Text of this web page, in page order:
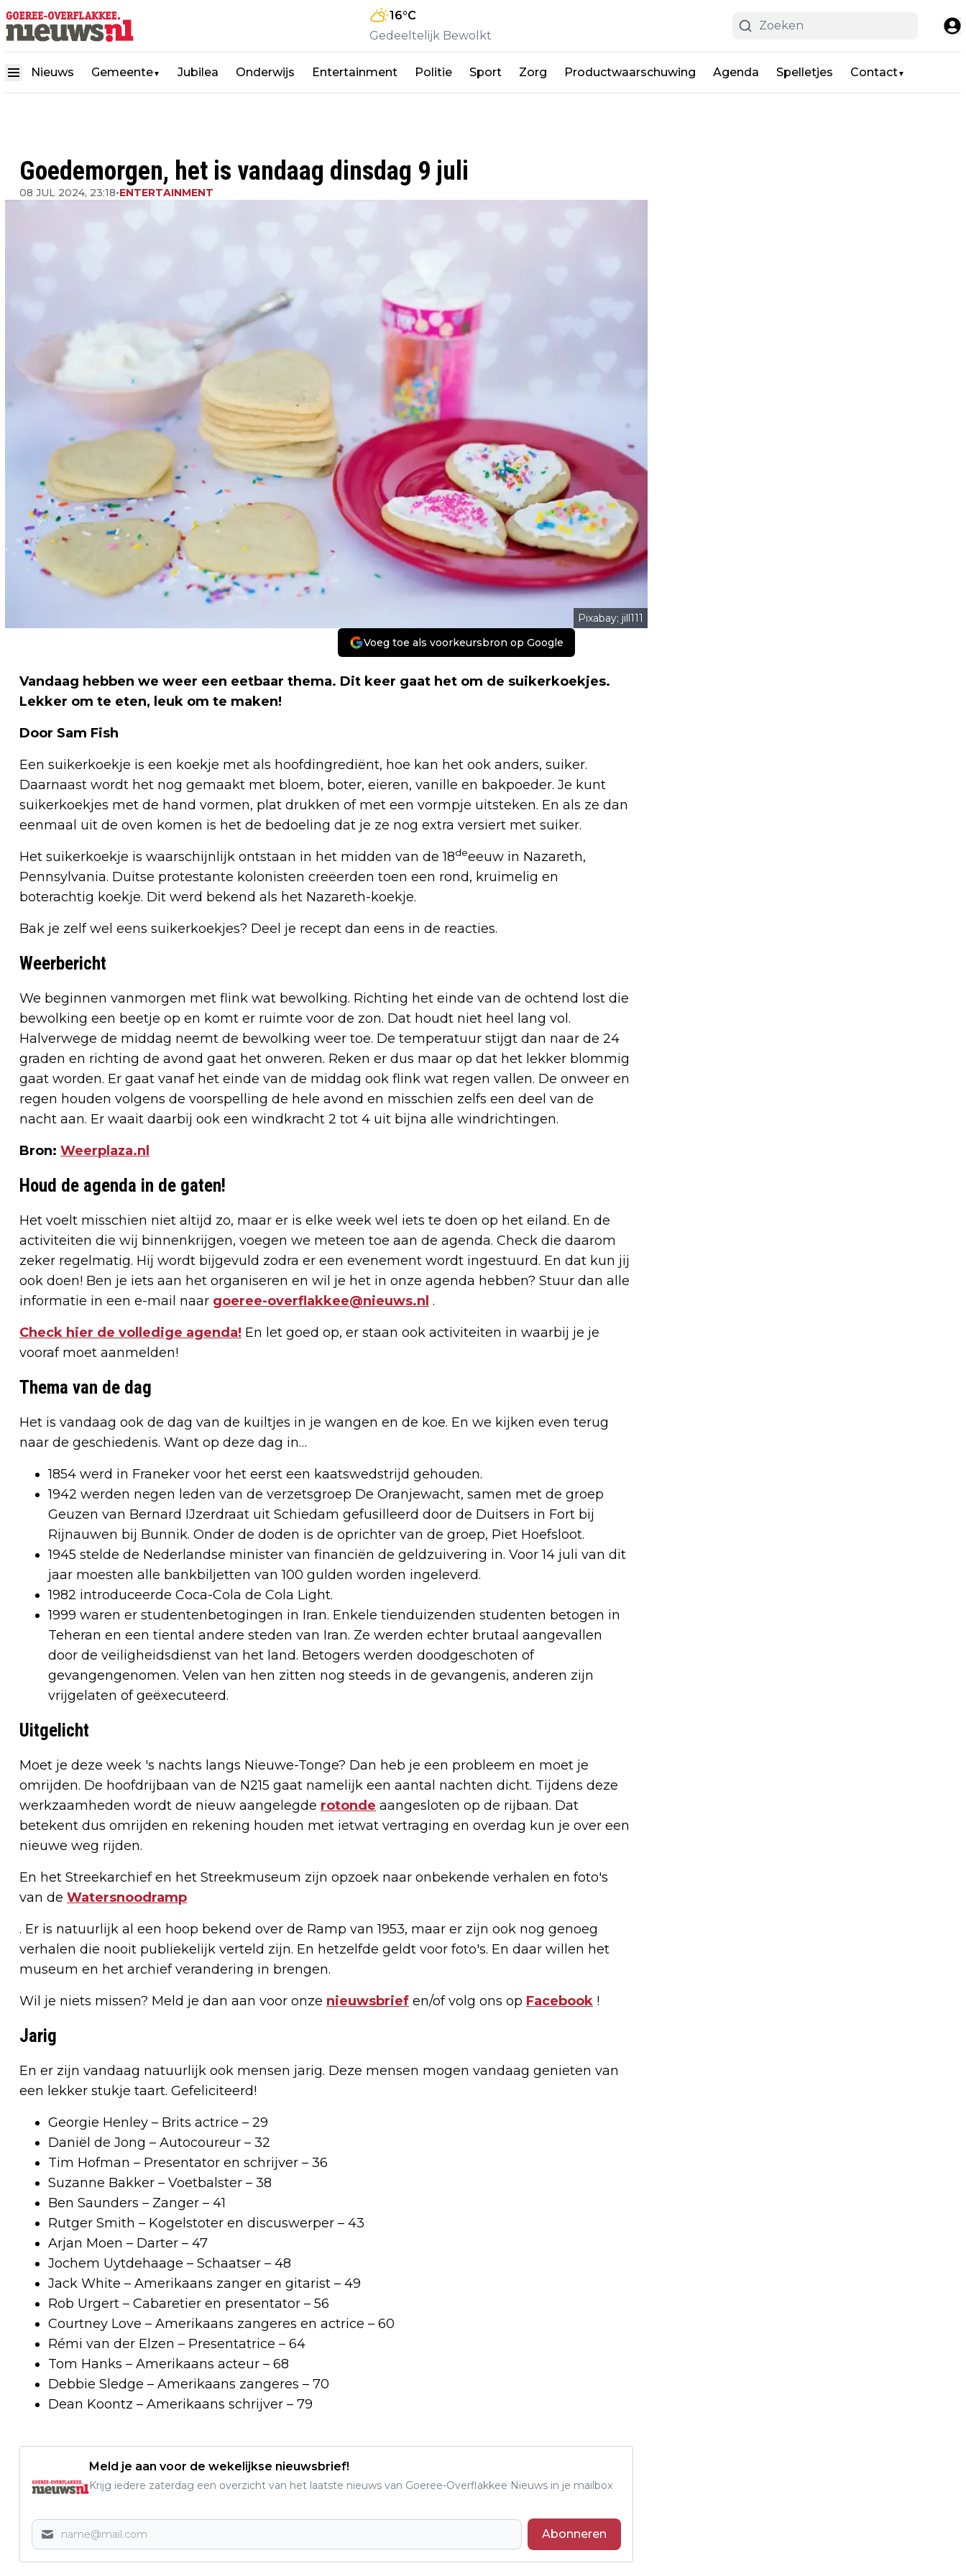
16°C
Gedeeltelijk Bewolkt
Nieuws Gemeente▼ Jubilea Onderwijs Entertainment Politie Sport Zorg Productwaarschuwing Agenda Spelletjes Contact▼
Goedemorgen, het is vandaag dinsdag 9 juli
08 JUL 2024, 23:18•ENTERTAINMENT
Pixabay; jill111
Voeg toe als voorkeursbron op Google
Vandaag hebben we weer een eetbaar thema. Dit keer gaat het om de suikerkoekjes.
Lekker om te eten, leuk om te maken!
Door Sam Fish
Een suikerkoekje is een koekje met als hoofdingrediënt, hoe kan het ook anders, suiker.
Daarnaast wordt het nog gemaakt met bloem, boter, eieren, vanille en bakpoeder. Je kunt
suikerkoekjes met de hand vormen, plat drukken of met een vormpje uitsteken. En als ze dan
eenmaal uit de oven komen is het de bedoeling dat je ze nog extra versiert met suiker.
Het suikerkoekje is waarschijnlijk ontstaan in het midden van de 18deeeuw in Nazareth,
Pennsylvania. Duitse protestante kolonisten creëerden toen een rond, kruimelig en
boterachtig koekje. Dit werd bekend als het Nazareth-koekje.
Bak je zelf wel eens suikerkoekjes? Deel je recept dan eens in de reacties.
Weerbericht
We beginnen vanmorgen met flink wat bewolking. Richting het einde van de ochtend lost die
bewolking een beetje op en komt er ruimte voor de zon. Dat houdt niet heel lang vol.
Halverwege de middag neemt de bewolking weer toe. De temperatuur stijgt dan naar de 24
graden en richting de avond gaat het onweren. Reken er dus maar op dat het lekker blommig
gaat worden. Er gaat vanaf het einde van de middag ook flink wat regen vallen. De onweer en
regen houden volgens de voorspelling de hele avond en misschien zelfs een deel van de
nacht aan. Er waait daarbij ook een windkracht 2 tot 4 uit bijna alle windrichtingen.
Bron: Weerplaza.nl
Houd de agenda in de gaten!
Het voelt misschien niet altijd zo, maar er is elke week wel iets te doen op het eiland. En de
activiteiten die wij binnenkrijgen, voegen we meteen toe aan de agenda. Check die daarom
zeker regelmatig. Hij wordt bijgevuld zodra er een evenement wordt ingestuurd. En dat kun jij
ook doen! Ben je iets aan het organiseren en wil je het in onze agenda hebben? Stuur dan alle
informatie in een e-mail naar goeree-overflakkee@nieuws.nl .
Check hier de volledige agenda! En let goed op, er staan ook activiteiten in waarbij je je
vooraf moet aanmelden!
Thema van de dag
Het is vandaag ook de dag van de kuiltjes in je wangen en de koe. En we kijken even terug
naar de geschiedenis. Want op deze dag in…
1854 werd in Franeker voor het eerst een kaatswedstrijd gehouden.
1942 werden negen leden van de verzetsgroep De Oranjewacht, samen met de groep
Geuzen van Bernard IJzerdraat uit Schiedam gefusilleerd door de Duitsers in Fort bij
Rijnauwen bij Bunnik. Onder de doden is de oprichter van de groep, Piet Hoefsloot.
1945 stelde de Nederlandse minister van financiën de geldzuivering in. Voor 14 juli van dit
jaar moesten alle bankbiljetten van 100 gulden worden ingeleverd.
1982 introduceerde Coca-Cola de Cola Light.
1999 waren er studentenbetogingen in Iran. Enkele tienduizenden studenten betogen in
Teheran en een tiental andere steden van Iran. Ze werden echter brutaal aangevallen
door de veiligheidsdienst van het land. Betogers werden doodgeschoten of
gevangengenomen. Velen van hen zitten nog steeds in de gevangenis, anderen zijn
vrijgelaten of geëxecuteerd.
Uitgelicht
Moet je deze week 's nachts langs Nieuwe-Tonge? Dan heb je een probleem en moet je
omrijden. De hoofdrijbaan van de N215 gaat namelijk een aantal nachten dicht. Tijdens deze
werkzaamheden wordt de nieuw aangelegde rotonde aangesloten op de rijbaan. Dat
betekent dus omrijden en rekening houden met ietwat vertraging en overdag kun je over een
nieuwe weg rijden.
En het Streekarchief en het Streekmuseum zijn opzoek naar onbekende verhalen en foto's
van de Watersnoodramp
. Er is natuurlijk al een hoop bekend over de Ramp van 1953, maar er zijn ook nog genoeg
verhalen die nooit publiekelijk verteld zijn. En hetzelfde geldt voor foto's. En daar willen het
museum en het archief verandering in brengen.
Wil je niets missen? Meld je dan aan voor onze nieuwsbrief en/of volg ons op Facebook !
Jarig
En er zijn vandaag natuurlijk ook mensen jarig. Deze mensen mogen vandaag genieten van
een lekker stukje taart. Gefeliciteerd!
Georgie Henley – Brits actrice – 29
Daniël de Jong – Autocoureur – 32
Tim Hofman – Presentator en schrijver – 36
Suzanne Bakker – Voetbalster – 38
Ben Saunders – Zanger – 41
Rutger Smith – Kogelstoter en discuswerper – 43
Arjan Moen – Darter – 47
Jochem Uytdehaage – Schaatser – 48
Jack White – Amerikaans zanger en gitarist – 49
Rob Urgert – Cabaretier en presentator – 56
Courtney Love – Amerikaans zangeres en actrice – 60
Rémi van der Elzen – Presentatrice – 64
Tom Hanks – Amerikaans acteur – 68
Debbie Sledge – Amerikaans zangeres – 70
Dean Koontz – Amerikaans schrijver – 79
Meld je aan voor de wekelijkse nieuwsbrief!
Krijg iedere zaterdag een overzicht van het laatste nieuws van Goeree-Overflakkee Nieuws in je mailbox
Abonneren